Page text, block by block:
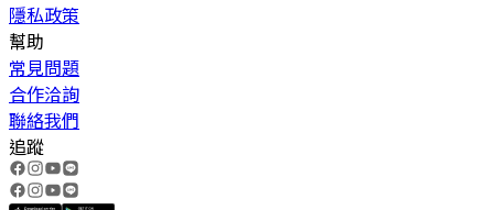
隱私政策
幫助
常見問題
合作洽詢
聯絡我們
追蹤